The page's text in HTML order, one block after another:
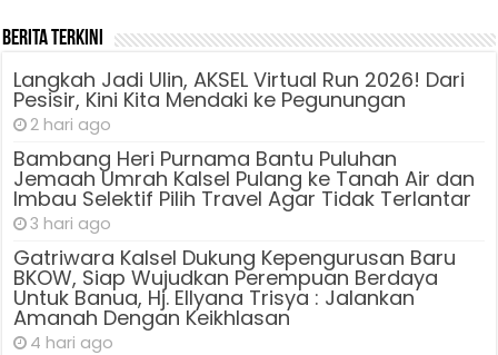
Berita Terkini
Langkah Jadi Ulin, AKSEL Virtual Run 2026! Dari
Pesisir, Kini Kita Mendaki ke Pegunungan
2 hari ago
Bambang Heri Purnama Bantu Puluhan
Jemaah Umrah Kalsel Pulang ke Tanah Air dan
Imbau Selektif Pilih Travel Agar Tidak Terlantar
3 hari ago
Gatriwara Kalsel Dukung Kepengurusan Baru
BKOW, Siap Wujudkan Perempuan Berdaya
Untuk Banua, Hj. Ellyana Trisya : Jalankan
Amanah Dengan Keikhlasan
4 hari ago